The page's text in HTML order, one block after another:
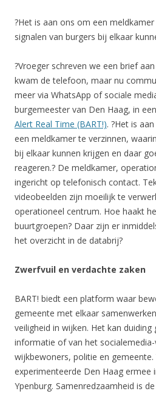
?Het is aan ons om een
signalen van burgers bij elkaar
?Vroeger schreven we een brief
kwam de telefoon, maar nu
meer via WhatsApp of sociale
burgemeester van Den Haag, in
Alert Real Time (BART!). ?Het is
een meldkamer te verzinnen,
bij elkaar kunnen krijgen en daar
reageren.? De meldkamer,
ingericht op telefonisch contact.
videobeelden zijn moeilijk te
operationeel centrum. Hoe haakt
buurtgroepen? Daar zijn er
het overzicht in de databrij?
Zwerfvuil en verdachte zaken
BART! biedt een platform waar
gemeente met elkaar
veiligheid in wijken. Het kan
informatie of van het
wijkbewoners, politie en gemeente.
experimenteerde Den Haag ermee
Ypenburg. Samenredzaamheid is